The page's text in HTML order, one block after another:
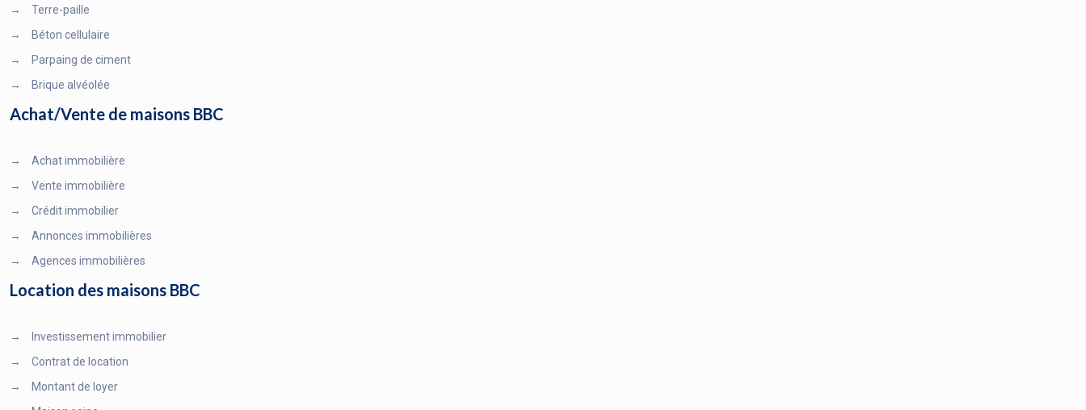
→
Terre-paille
→
Béton cellulaire
→
Parpaing de ciment
→
Brique alvéolée
Achat/Vente de maisons BBC
→
Achat immobilière
→
Vente immobilière
→
Crédit immobilier
→
Annonces immobilières
→
Agences immobilières
Location des maisons BBC
→
Investissement immobilier
→
Contrat de location
→
Montant de loyer